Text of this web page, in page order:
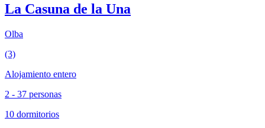
La Casuna de la Una
Olba
(3)
Alojamiento entero
2 - 37 personas
10 dormitorios